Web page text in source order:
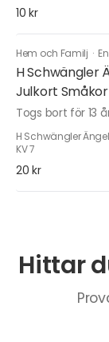
10 kr
Hem och Familj ·
H Schwängler
Julkort
Togs bort för 13
H Schwängler
KV 7
20 kr
Hittar